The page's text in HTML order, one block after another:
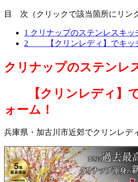
目 次（クリックで該当箇所にリン
1 クリナップのステンレスキッ
2 【クリンレディ】でキッ
クリナップのステンレ
【クリンレディ】で
ォーム！
兵庫県・加古川市近郊でクリンレデ